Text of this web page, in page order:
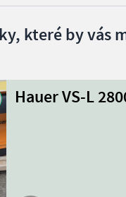
které by vás
Hauer VS-L